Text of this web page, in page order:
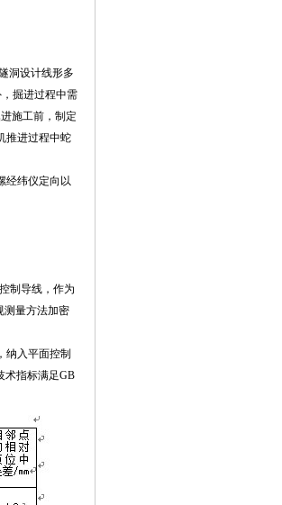
洞设计线形多
掘进过程中需
施工前，制定
推进过程中蛇
经纬仪定向以
制导线，作为
测量方法加密
纳入平面控制
术指标满足GB